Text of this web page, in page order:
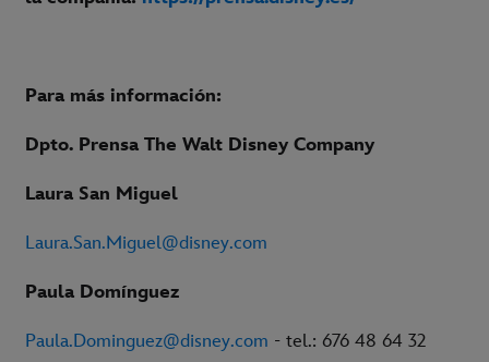
Para más información:
Dpto. Prensa The Walt Disney Company
Laura San Miguel
Laura.San.Miguel@disney.com
Paula Domínguez
Paula.Dominguez@disney.com - tel.: 676 48 64 32